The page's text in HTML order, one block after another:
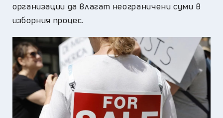
организации да влагат неограничени суми в
изборния процес.